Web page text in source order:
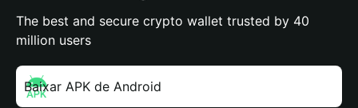
The best and secure crypto wallet trusted by 40
million users
Baixar APK de Android